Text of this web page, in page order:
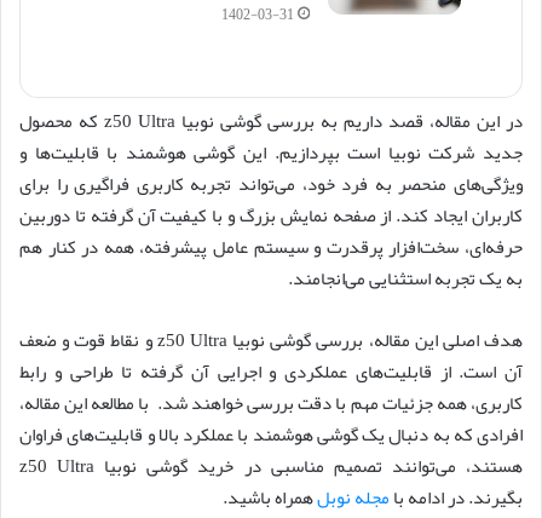
1402-03-31
در این مقاله، قصد داریم به بررسی گوشی نوبیا z50 Ultra که محصول
جدید شرکت نوبیا است بپردازیم. این گوشی هوشمند با قابلیت‌ها و
ویژگی‌های منحصر به فرد خود، می‌تواند تجربه کاربری فراگیری را برای
کاربران ایجاد کند. از صفحه نمایش بزرگ و با کیفیت آن گرفته تا دوربین
حرفه‌ای، سخت‌افزار پرقدرت و سیستم عامل پیشرفته، همه در کنار هم
به یک تجربه استثنایی می‌انجامند.
هدف اصلی این مقاله، بررسی گوشی نوبیا z50 Ultra و نقاط قوت و ضعف
آن است. از قابلیت‌های عملکردی و اجرایی آن گرفته تا طراحی و رابط
کاربری، همه جزئیات مهم با دقت بررسی خواهند شد. با مطالعه این مقاله،
افرادی که به دنبال یک گوشی هوشمند با عملکرد بالا و قابلیت‌های فراوان
هستند، می‌توانند تصمیم مناسبی در خرید گوشی نوبیا z50 Ultra
بگیرند. در ادامه بامجله نوبلهمراه باشید.